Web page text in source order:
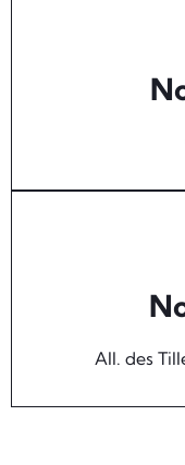
All. des